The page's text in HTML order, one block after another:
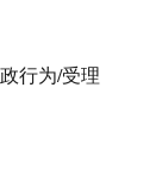
行为/受理